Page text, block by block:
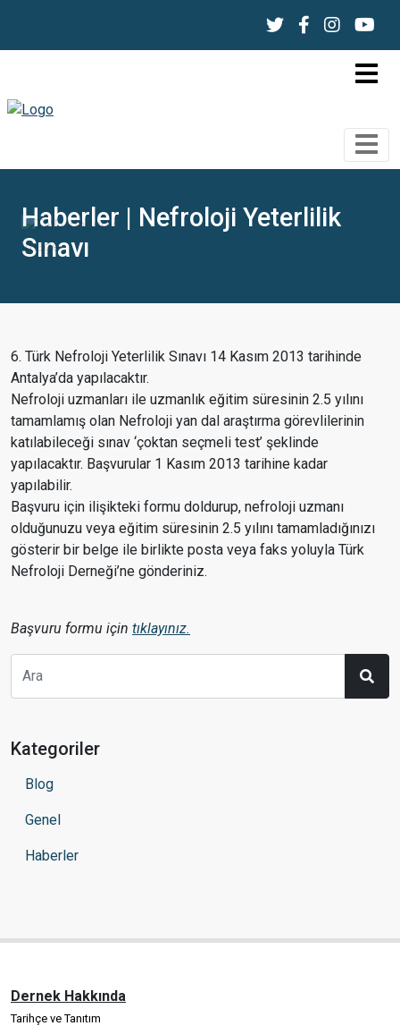
Haberler | Nefroloji Yeterlilik
Sınavı
Kategoriler
Blog
Genel
Haberler
6. Türk Nefroloji Yeterlilik Sınavı 14 Kasım 2013 tarihinde
Antalya’da yapılacaktır.
Nefroloji uzmanları ile uzmanlık eğitim süresinin 2.5 yılını
tamamlamış olan Nefroloji yan dal araştırma görevlilerinin
katılabileceği sınav ‘çoktan seçmeli test’ şeklinde
yapılacaktır. Başvurular 1 Kasım 2013 tarihine kadar
yapılabilir.
Başvuru için ilişikteki formu doldurup, nefroloji uzmanı
olduğunuzu veya eğitim süresinin 2.5 yılını tamamladığınızı
gösterir bir belge ile birlikte posta veya faks yoluyla Türk
Nefroloji Derneği’ne gönderiniz.
Başvuru formu için tıklayınız.
Dernek Hakkında
Tarihçe ve Tanıtım